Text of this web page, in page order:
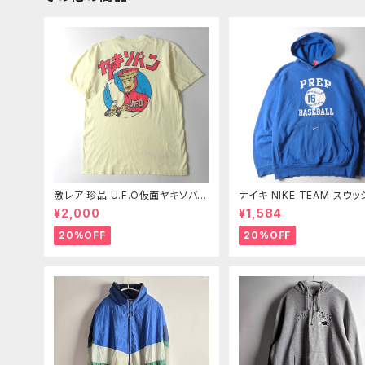
激レア 珍品 U.F.O仮面ヤキソバン
バックプリントTシャツ マイケル富
岡 イエロー 入手困難
¥2,000
20%OFF
ナイキ NIKE TEAM スウッ
繍入 ベースボールチームプ
スウェットパーカー プルオ
PREP BASEBALL S ブル
¥1,584
20%OFF